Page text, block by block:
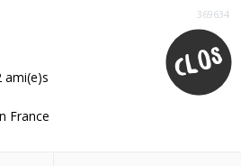
369634
ami(e)s
France